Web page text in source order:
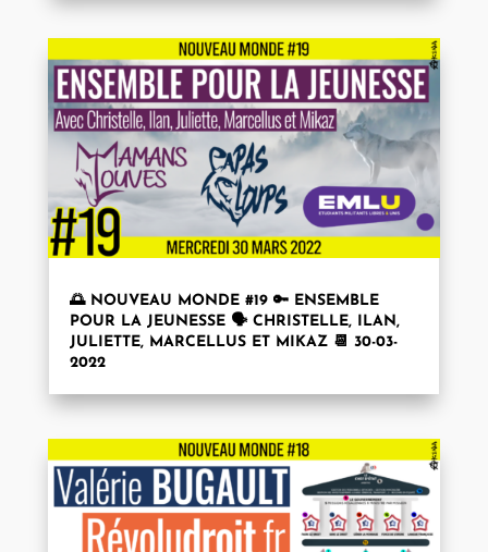
🌅 NOUVEAU MONDE #19 🔑 ENSEMBLE
POUR LA JEUNESSE 🗣 CHRISTELLE, ILAN,
JULIETTE, MARCELLUS ET MIKAZ 📆 30-03-
2022